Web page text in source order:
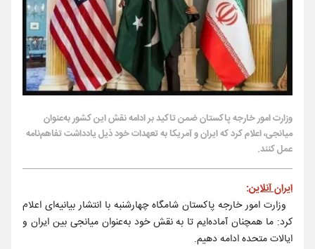
وزارت امور خارجه پاکستان ضمن تاکید بر ادامه نقش این کشور به‌عنوان
میانجی، اعلام کرد که ایران و آمریکا به تعهدات خود ذیل یادداشت تفاهم‌نامه
عمل کنند.
ایران آنلاین:
وزارت امور خارجه پاکستان شامگاه چهارشنبه با انتشار بیانیه‌ای اعلام
کرد: ما همچنان آماده‌ایم تا به نقش خود به‌عنوان میانجی بین ایران و
ایالات متحده ادامه دهیم.